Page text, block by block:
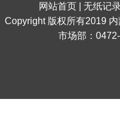
网站首页 无纸记
Copyright 版权所有2019
市场部：